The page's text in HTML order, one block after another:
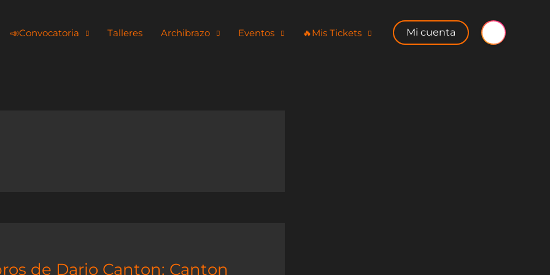
📣​Convocatoria Talleres Archibrazo Eventos 🔥​Mis Tickets Mi cuenta
de Dario Canton: Canton